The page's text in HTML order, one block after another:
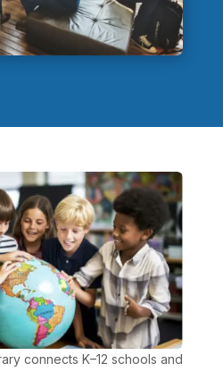
connects K–12 schools and